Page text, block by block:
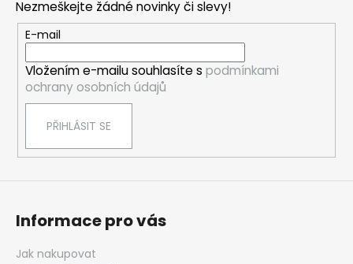
Nezmeškejte žádné novinky či slevy!
E-mail
Vložením e-mailu souhlasíte s podmínkami
ochrany osobních údajů
PŘIHLÁSIT SE
Informace pro vás
Jak nakupovat